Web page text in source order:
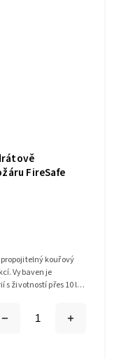
FireSafe
propojitelný kouřový
Vybaven je
životností přes 10 let